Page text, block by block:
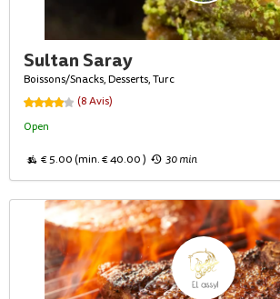
Sultan Saray
Boissons/Snacks, Desserts, Turc
(8 Avis)
Open
€ 5.00 (min. € 40.00 ) 30 min